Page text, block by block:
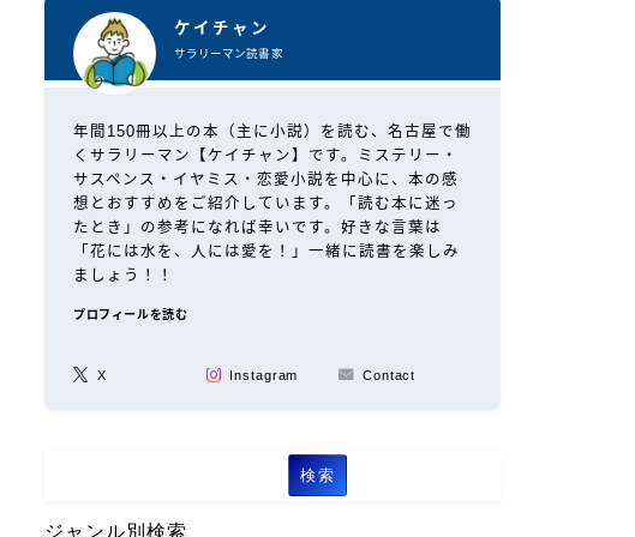
ケイチャン
サラリーマン読書家
年間150冊以上の本（主に小説）を読む、名古屋で働
くサラリーマン【ケイチャン】です。ミステリー・
サスペンス・イヤミス・恋愛小説を中心に、本の感
想とおすすめをご紹介しています。「読む本に迷っ
たとき」の参考になれば幸いです。好きな言葉は
「花には水を、人には愛を！」一緒に読書を楽しみ
ましょう！！
プロフィールを読む
X Instagram Contact
検索